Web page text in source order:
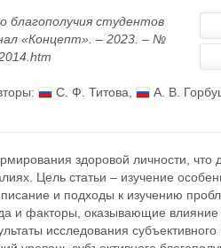
благополучия студентов
«Концепт». – 2023. – №
С. Ф. Титова
А. В.
здоровой личности, что
Цель статьи – изучение
и подходы к изучению
и факторы, оказывающие влияние
исследования субъективного